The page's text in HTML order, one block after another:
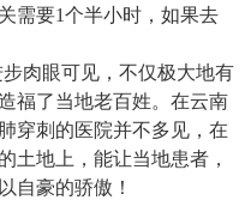
需要1个半小时，如果去
肉眼可见，不仅极大地有
福了当地老百姓。在云南
穿刺的医院并不多见，在
土地上，能让当地患者，
自豪的骄傲！